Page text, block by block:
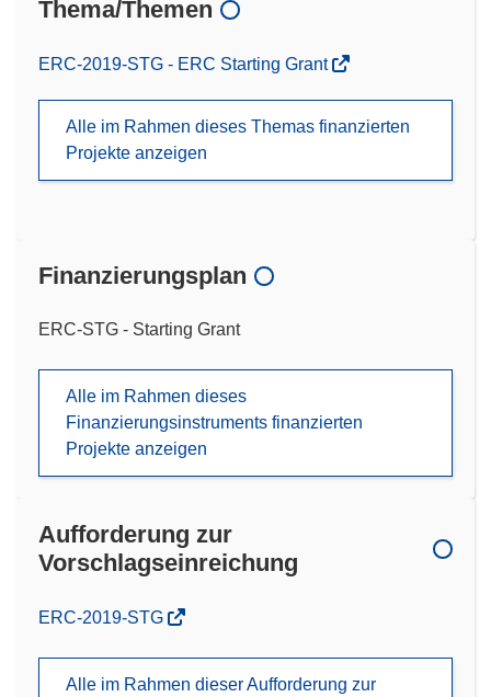
Thema/Themen
ERC-2019-STG - ERC Starting Grant
Alle im Rahmen dieses Themas finanzierten
Projekte anzeigen
Finanzierungsplan
ERC-STG - Starting Grant
Alle im Rahmen dieses
Finanzierungsinstruments finanzierten
Projekte anzeigen
Aufforderung zur
Vorschlagseinreichung
(öffnet
ERC-2019-STG
Alle im Rahmen dieser Aufforderung zur